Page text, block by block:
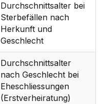
Durchschnittsalter bei
Sterbefällen nach
Herkunft und
Geschlecht
Durchschnittsalter
nach Geschlecht bei
Eheschliessungen
(Erstverheiratung)